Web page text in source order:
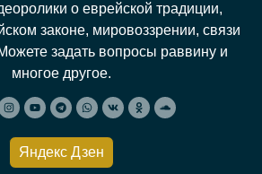
о еврейской традиции,
законе, мировоззрении, связи
задать вопросы раввину и
многое другое.
Яндекс Дзен